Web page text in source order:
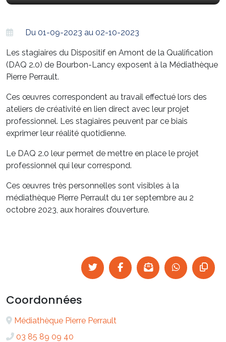
Du 01-09-2023 au 02-10-2023
Les stagiaires du Dispositif en Amont de la Qualification
(DAQ 2.0) de Bourbon-Lancy exposent à la Médiathèque
Pierre Perrault.
Ces œuvres correspondent au travail effectué lors des
ateliers de créativité en lien direct avec leur projet
professionnel. Les stagiaires peuvent par ce biais
exprimer leur réalité quotidienne.
Le DAQ 2.0 leur permet de mettre en place le projet
professionnel qui leur correspond.
Ces œuvres très personnelles sont visibles à la
médiathèque Pierre Perrault du 1er septembre au 2
octobre 2023, aux horaires d’ouverture.
Coordonnées
Médiathèque Pierre Perrault
03 85 89 09 40